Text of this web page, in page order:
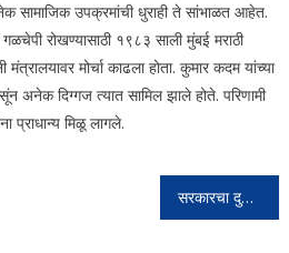
सामाजिक उपक्रमांची धुराही ते सांभाळत आहेत.
गळचेपी रोखण्यासाठी १९८३ साली मुंबई मराठी
मोर्चा काढला होता. कुमार कदम यांच्या
अनेक दिग्गज त्यात सामिल झाले होते. परिणामी
प्राधान्य मिळू लागले.
सरकारचा दुटप्पीपणा आणि सत्तेचा उघड दुरुपयोग!” – राष्ट्रवादी युवक काँग्रेस शरदचंद्र पवार